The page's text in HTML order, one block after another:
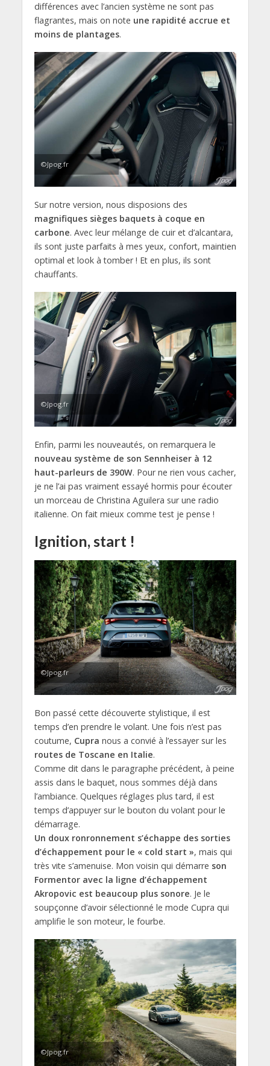
différences avec l’ancien système ne sont pas
flagrantes, mais on note une rapidité accrue et
moins de plantages.
©Jpog.fr
Sur notre version, nous disposions des
magnifiques sièges baquets à coque en
carbone. Avec leur mélange de cuir et d’alcantara,
ils sont juste parfaits à mes yeux, confort, maintien
optimal et look à tomber ! Et en plus, ils sont
chauffants.
©Jpog.fr
Enfin, parmi les nouveautés, on remarquera le
nouveau système de son Sennheiser à 12
haut-parleurs de 390W. Pour ne rien vous cacher,
je ne l’ai pas vraiment essayé hormis pour écouter
un morceau de Christina Aguilera sur une radio
italienne. On fait mieux comme test je pense !
Ignition, start !
©Jpog.fr
Bon passé cette découverte stylistique, il est
temps d’en prendre le volant. Une fois n’est pas
coutume, Cupra nous a convié à l’essayer sur les
routes de Toscane en Italie.
Comme dit dans le paragraphe précédent, à peine
assis dans le baquet, nous sommes déjà dans
l’ambiance. Quelques réglages plus tard, il est
temps d’appuyer sur le bouton du volant pour le
démarrage.
Un doux ronronnement s’échappe des sorties
d’échappement pour le « cold start », mais qui
très vite s’amenuise. Mon voisin qui démarre son
Formentor avec la ligne d’échappement
Akropovic est beaucoup plus sonore. Je le
soupçonne d’avoir sélectionné le mode Cupra qui
amplifie le son moteur, le fourbe.
©Jpog.fr